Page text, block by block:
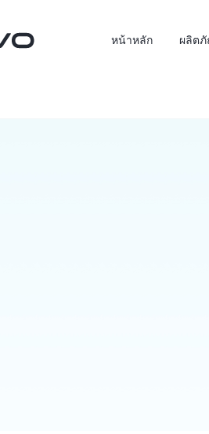
หน้าหลัก ผลิต